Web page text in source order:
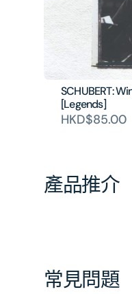
SCHUBERT:
[Legends]
HKD$85.00
產品推介
常見問題